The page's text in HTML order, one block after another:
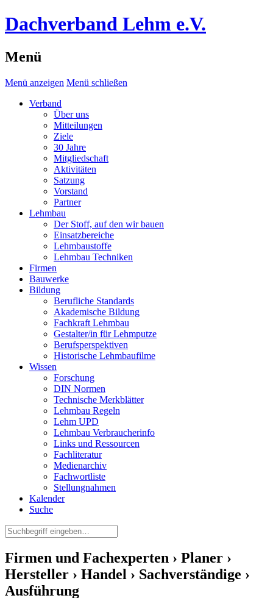
Dachverband Lehm e.V.
Menü
Menü anzeigen Menü schließen
Verband
Über uns
Mitteilungen
Ziele
30 Jahre
Mitgliedschaft
Aktivitäten
Satzung
Vorstand
Partner
Lehmbau
Der Stoff, auf den wir bauen
Einsatzbereiche
Lehmbaustoffe
Lehmbau Techniken
Firmen
Bauwerke
Bildung
Berufliche Standards
Akademische Bildung
Fachkraft Lehmbau
Gestalter/in für Lehmputze
Berufsperspektiven
Historische Lehmbaufilme
Wissen
Forschung
DIN Normen
Technische Merkblätter
Lehmbau Regeln
Lehm UPD
Lehmbau Verbraucherinfo
Links und Ressourcen
Fachliteratur
Medienarchiv
Fachwortliste
Stellungnahmen
Kalender
Suche
Firmen und Fachexperten › Planer ›
Hersteller › Handel › Sachverständige ›
Ausführung